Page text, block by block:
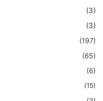
(3)
(3)
(197)
(65)
(6)
(15)